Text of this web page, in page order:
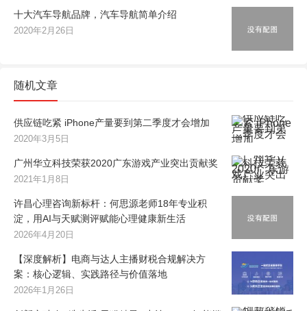
十大汽车导航品牌，汽车导航简单介绍
2020年2月26日
随机文章
供应链吃紧 iPhone产量要到第二季度才会增加
2020年3月5日
广州华立科技荣获2020广东游戏产业突出贡献奖
2021年1月8日
许昌心理咨询新标杆：何思源老师18年专业积
淀，用AI与天赋测评赋能心理健康新生活
2026年4月20日
【深度解析】电商与达人主播财税合规解决方
案：核心逻辑、实践路径与价值落地
2026年1月26日